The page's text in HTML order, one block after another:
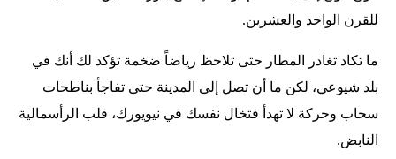
للقرن الواحد والعشرين.
ما تكاد تغادر المطار حتى تلاحظ رياضاً ضخمة تؤكد لك أنك في
بلد شيوعي، لكن ما أن تصل إلى المدينة حتى تفاجأ بناطحات
سحاب وحركة لا تهدأ فتخال نفسك في نيويورك، قلب الرأسمالية
النابض.